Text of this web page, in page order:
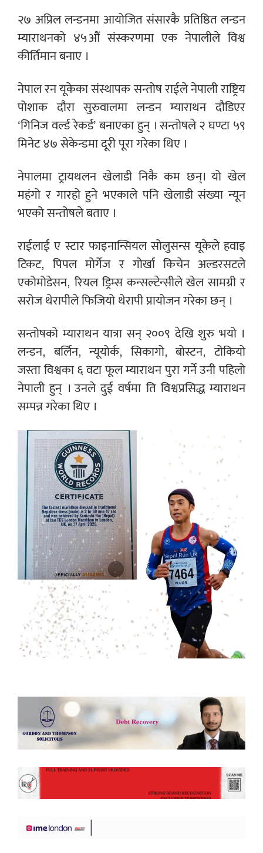
२७ अप्रिल लन्डनमा आयोजित संसारकै प्रतिष्ठित लन्डन
म्याराथनको ४५औं संस्करणमा एक नेपालीले विश्व
कीर्तिमान बनाए ।
नेपाल रन यूकेका संस्थापक सन्तोष राईले नेपाली राष्ट्रिय
पोशाक दौरा सुरुवालमा लन्डन म्याराथन दौडिएर
‘गिनिज वर्ल्ड रेकर्ड’ बनाएका हुन् । सन्तोषले २ घण्टा ५९
मिनेट ४७ सेकेन्डमा दूरी पूरा गरेका थिए ।
नेपालमा ट्रायथलन खेलाडी निकै कम छन्। यो खेल
महंगो र गारहो हुने भएकाले पनि खेलाडी संख्या न्यून
भएको सन्तोषले बताए ।
राईलाई ए स्टार फाइनान्सियल सोलुसन्स यूकेले हवाइ
टिकट, पिपल मोर्गेज र गोर्खा किचेन अल्डरसटले
एकोमोडेसन, रियल ड्रिम्स कन्सल्टेन्सीले खेल सामग्री र
सरोज थेरापीले फिजियो थेरापी प्रायोजन गरेका छन् ।
सन्तोषको म्याराथन यात्रा सन् २००९ देखि शुरु भयो ।
लन्डन, बर्लिन, न्यूयोर्क, सिकागो, बोस्टन, टोकियो
जस्ता विश्वका ६ वटा फूल म्याराथन पुरा गर्ने उनी पहिलो
नेपाली हुन् । उनले दुई वर्षमा ति विश्वप्रसिद्ध म्याराथन
सम्पन्न गरेका थिए ।